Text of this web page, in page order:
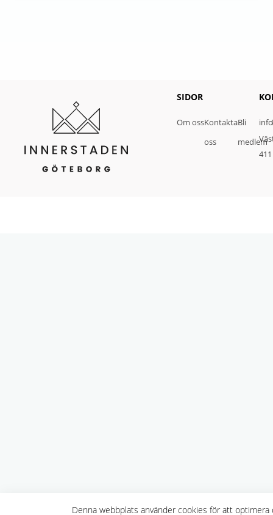
SIDOR
Om ossKontakta
oss
Bli
medlem
Denna webbplats använder cookies för att optimera